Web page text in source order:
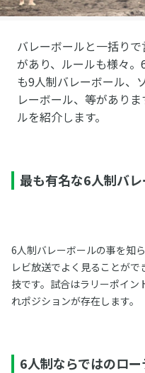
バレーボールと一括り
があり、ルールも様々
も9人制バレーボール、
レーボール、等があり
ルを紹介します。
最も有名な6人制バ
6人制バレーボールの事を知
レビ放送でよく見ることが
技です。試合はラリーポイン
れポジションが存在します。
6人制ならではのロ